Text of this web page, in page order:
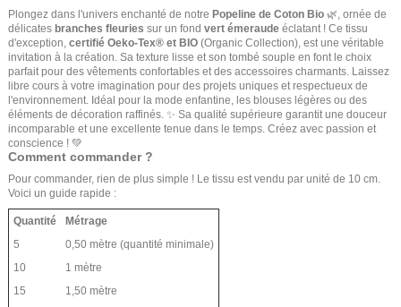
Plongez dans l'univers enchanté de notre Popeline de Coton Bio 🌿, ornée de
délicates branches fleuries sur un fond vert émeraude éclatant ! Ce tissu
d'exception, certifié Oeko-Tex® et BIO (Organic Collection), est une véritable
invitation à la création. Sa texture lisse et son tombé souple en font le choix
parfait pour des vêtements confortables et des accessoires charmants. Laissez
libre cours à votre imagination pour des projets uniques et respectueux de
l'environnement. Idéal pour la mode enfantine, les blouses légères ou des
éléments de décoration raffinés. ✨ Sa qualité supérieure garantit une douceur
incomparable et une excellente tenue dans le temps. Créez avec passion et
conscience ! 💚
Comment commander ?
Pour commander, rien de plus simple ! Le tissu est vendu par unité de 10 cm.
Voici un guide rapide :
Quantité
Métrage
5
0,50 mètre (quantité minimale)
10
1 mètre
15
1,50 mètre